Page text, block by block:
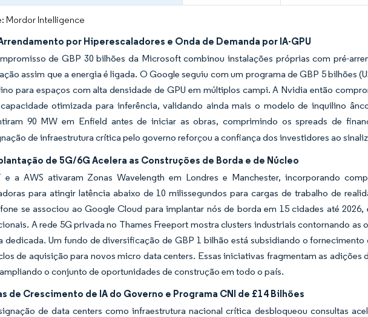
Mordor Intelligence
por Hiperescaladores e Onda de Demanda por IA-GPU
de GBP 30 bilhões da Microsoft combinou instalações próprias com pré-
assim que a energia é ligada. O Google seguiu com um programa de GBP 5 bilhões
para espaços com alta densidade de GPU em múltiplos campi. A Nvidia então
otimizada para inferência, validando ainda mais o modelo de inquilino
90 MW em Enfield antes de iniciar as obras, comprimindo os spreads de
de infraestrutura crítica pelo governo reforçou a confiança dos investidores ao
de 5G/6G Acelera as Construções de Borda e de Núcleo
e a AWS ativaram Zonas Wavelength em Londres e Manchester, incorporando
para atingir latência abaixo de 10 milissegundos para cargas de trabalho de
se associou ao Google Cloud para implantar nós de borda em 15 cidades até
A rede 5G privada no Thames Freeport mostra clusters industriais contornando as
dedicada. Um fundo de diversificação de GBP 1 bilhão está subsidiando o
de aquisição para novos micro data centers. Essas iniciativas fragmentam as adições
o conjunto de oportunidades de construção em todo o país.
de Crescimento de IA do Governo e Programa CNI de £14 Bilhões
de data centers como infraestrutura nacional crítica desbloqueou consultas